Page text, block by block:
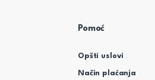
Pomoć
Opšti uslovi
Način plaćanja